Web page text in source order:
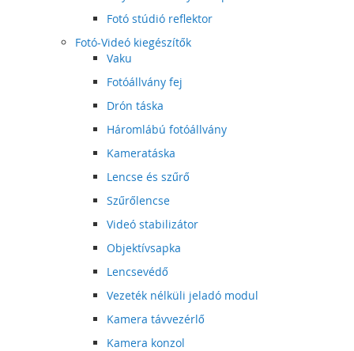
Fotó stúdió reflektor
Fotó-Videó kiegészítők
Vaku
Fotóállvány fej
Drón táska
Háromlábú fotóállvány
Kameratáska
Lencse és szűrő
Szűrőlencse
Videó stabilizátor
Objektívsapka
Lencsevédő
Vezeték nélküli jeladó modul
Kamera távvezérlő
Kamera konzol